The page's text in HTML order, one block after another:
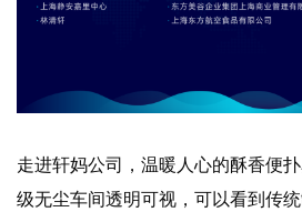
走进轩妈公司，温暖人心的酥香便
级无尘车间透明可视，可以看到传